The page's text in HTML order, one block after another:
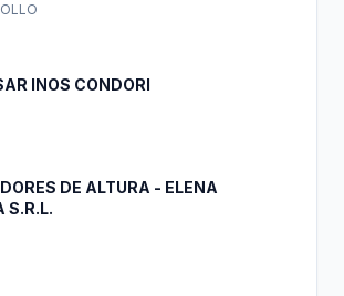
INOS CONDORI
DE ALTURA - ELENA
S.R.L.